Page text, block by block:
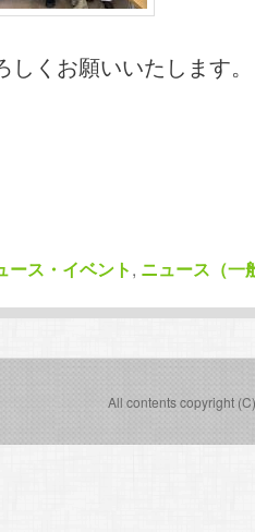
くお願いいたします。
ス・イベント, ニュース（一
All contents copyright